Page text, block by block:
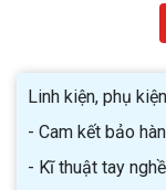
Linh kiện, phụ
- Cam kết bảo
- Kĩ thuật tay